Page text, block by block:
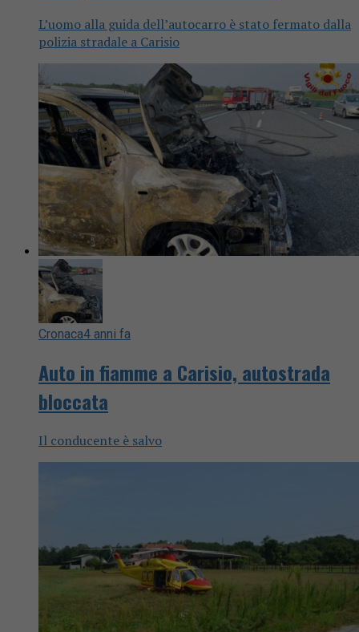
L’uomo alla guida dell’autocarro è stato fermato dalla
polizia stradale a Carisio
Cronaca4 anni fa
Auto in fiamme a Carisio, autostrada
bloccata
Il conducente è salvo